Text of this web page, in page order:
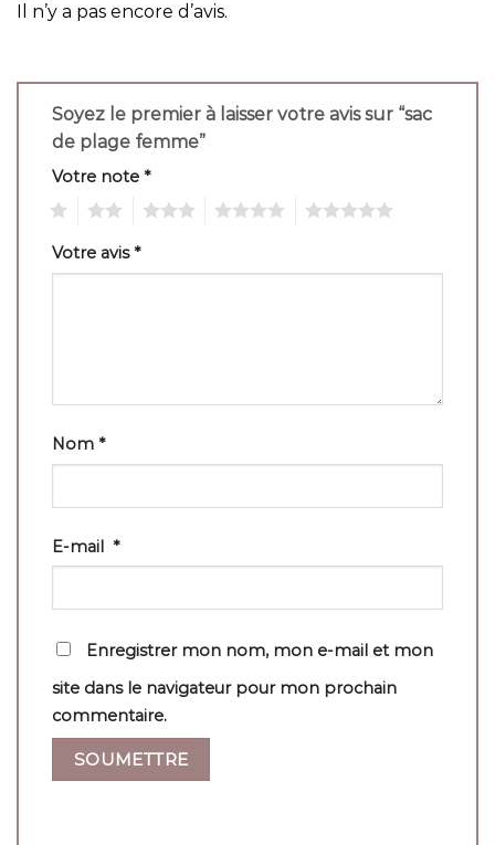
Il n’y a pas encore d’avis.
Soyez le premier à laisser votre avis sur “sac
de plage femme”
Votre note *
Votre avis*
Nom *
E-mail *
Enregistrer mon nom, mon e-mail et mon
site dans le navigateur pour mon prochain
commentaire.